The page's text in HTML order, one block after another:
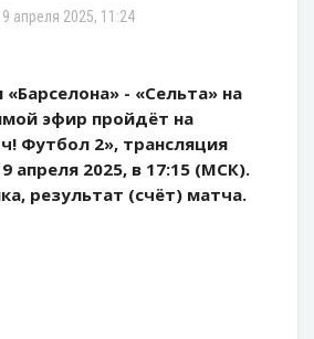
апреля 2025, 11:24
- «Сельта» на
эфир пройдёт на
Футбол 2», трансляция
апреля 2025, в 17:15 (МСК).
результат (счёт) матча.